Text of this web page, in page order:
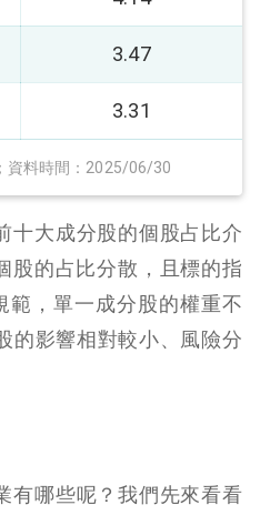
；資料時間：2025/06/30
3.47
3.31
十大成分股的個股占比介
股的占比分散，且標的指
範，單一成分股的權重不
的影響相對較小、風險分
有哪些呢？我們先來看看